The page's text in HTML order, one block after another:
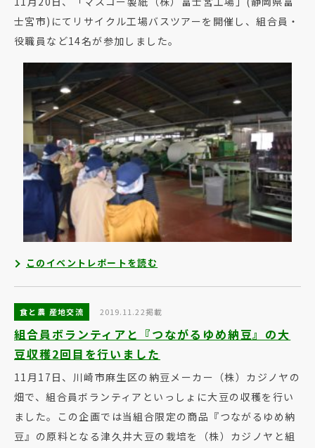
士宮市)にてリサイクル工場バスツアーを開催し、組合員・
役職員など14名が参加しました。
このイベントレポートを読む
食と農 産地交流 2019.11.22掲載
組合員ボランティアと『つながるゆめ納豆』の大
豆収穫2回目を行いました
11月17日、川崎市麻生区の納豆メーカー（株）カジノヤの
畑で、組合員ボランティアといっしょに大豆の収穫を行い
ました。この企画では当組合限定の商品『つながるゆめ納
豆』の原料となる津久井大豆の栽培を（株）カジノヤと組